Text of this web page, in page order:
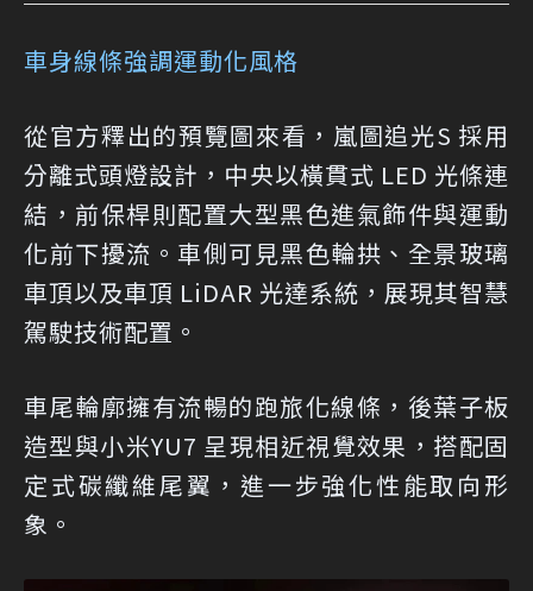
車身線條強調運動化風格
從官方釋出的預覽圖來看，嵐圖追光S 採用
分離式頭燈設計，中央以橫貫式 LED 光條連
結，前保桿則配置大型黑色進氣飾件與運動
化前下擾流。車側可見黑色輪拱、全景玻璃
車頂以及車頂 LiDAR 光達系統，展現其智慧
駕駛技術配置。
車尾輪廓擁有流暢的跑旅化線條，後葉子板
造型與小米YU7 呈現相近視覺效果，搭配固
定式碳纖維尾翼，進一步強化性能取向形
象。